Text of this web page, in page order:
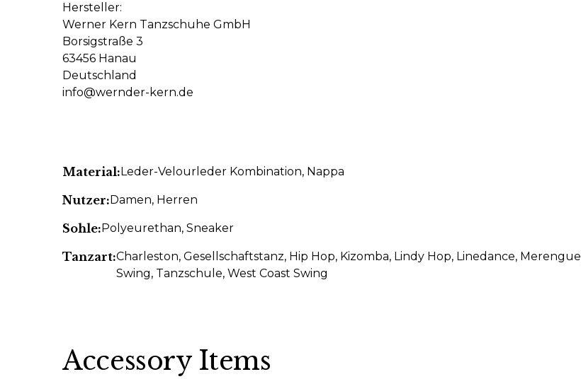
Hersteller:
Werner Kern Tanzschuhe GmbH
Borsigstraße 3
63456 Hanau
Deutschland
info@wernder-kern.de
Material:Leder-Velourleder Kombination, Nappa
Nutzer:Damen, Herren
Sohle:Polyeurethan, Sneaker
Tanzart:Charleston, Gesellschaftstanz, Hip Hop, Kizomba, Lindy Hop, Linedance, Merengue
Swing, Tanzschule, West Coast Swing
Accessory Items